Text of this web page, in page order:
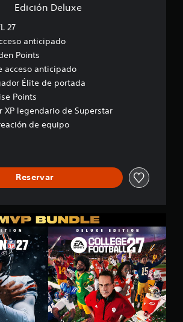
Edición Deluxe
27
anticipado
Points
acceso anticipado
Élite de portada
Points
XP legendario de Superstar
de equipo
Reservar